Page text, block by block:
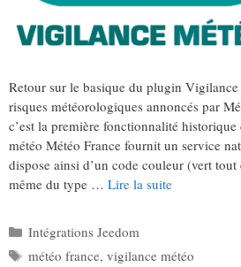
Retour sur le basique du plugin
risques météorologiques annoncés par
c’est la première fonctionnalité
météo Météo France fournit un service
dispose ainsi d’un code couleur (vert
même du type … Lire la suite
Catégories
Intégrations Jeedom
Étiquettes
météo france, vigilance météo